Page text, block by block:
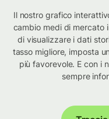
Il nostro grafico
cambio medi di mercato
di visualizzare i dati
tasso migliore, imposta
più favorevole. E con i
sempre